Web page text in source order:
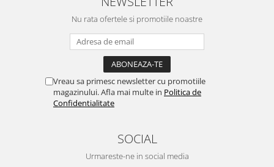
Nu rata ofertele si promotiile noastre
Vreau sa primesc newsletter cu promotiile
magazinului. Afla mai multe in Politica de
Confidentialitate
SOCIAL
Urmareste-ne in social media